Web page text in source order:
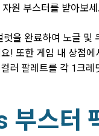
원 부스터를 받아보
을 완료하여 노글 및
! 또한 게임 내 상점에
러 팔레트를 각 1크레
부스터